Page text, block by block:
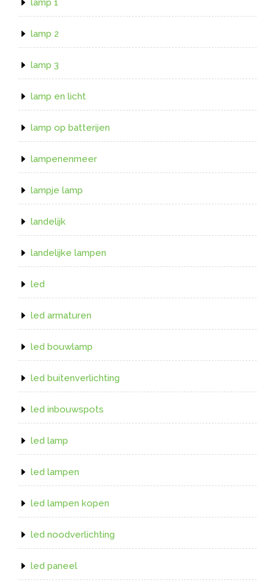
lamp 1
lamp 2
lamp 3
lamp en licht
lamp op batterijen
lampenenmeer
lampje lamp
landelijk
landelijke lampen
led
led armaturen
led bouwlamp
led buitenverlichting
led inbouwspots
led lamp
led lampen
led lampen kopen
led noodverlichting
led paneel